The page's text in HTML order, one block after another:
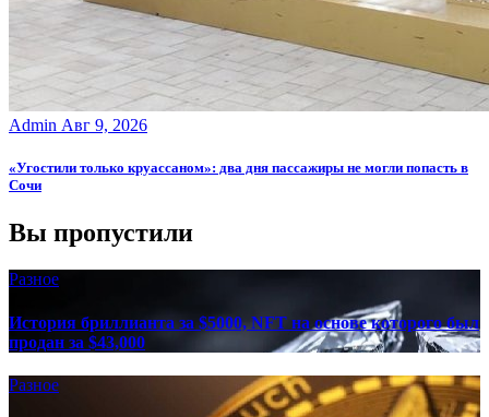
Admin Авг 9, 2026
«Угостили только круассаном»: два дня пассажиры не могли попасть в
Сочи
Вы пропустили
Разное
История бриллианта за $5000, NFT на основе которого был
продан за $43,000
Разное